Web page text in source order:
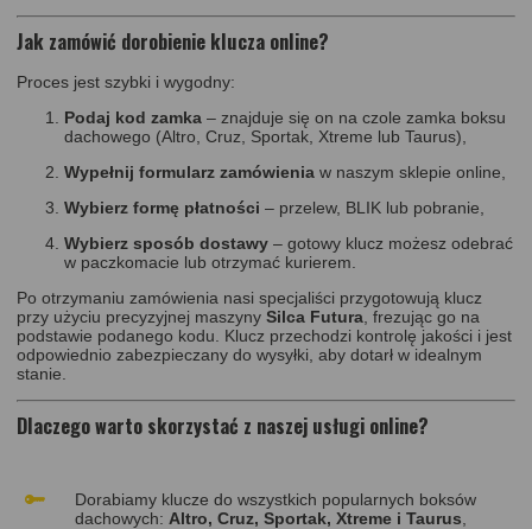
Jak zamówić dorobienie klucza online?
Proces jest szybki i wygodny:
Podaj kod zamka – znajduje się on na czole zamka boksu
dachowego (Altro, Cruz, Sportak, Xtreme lub Taurus),
Wypełnij formularz zamówienia w naszym sklepie online,
Wybierz formę płatności – przelew, BLIK lub pobranie,
Wybierz sposób dostawy – gotowy klucz możesz odebrać
w paczkomacie lub otrzymać kurierem.
Po otrzymaniu zamówienia nasi specjaliści przygotowują klucz
przy użyciu precyzyjnej maszyny Silca Futura , frezując go na
podstawie podanego kodu. Klucz przechodzi kontrolę jakości i jest
odpowiednio zabezpieczany do wysyłki, aby dotarł w idealnym
stanie.
Dlaczego warto skorzystać z naszej usługi online?
Dorabiamy klucze do wszystkich popularnych boksów
dachowych: Altro, Cruz, Sportak, Xtreme i Taurus